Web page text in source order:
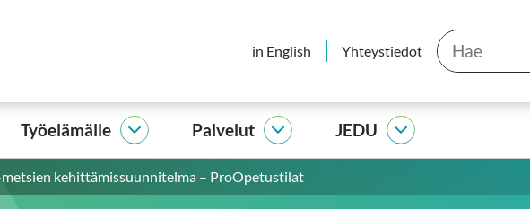
in English Yhteystiedot Hae
Työelämälle
Työelämälle
alasivut
Palvelut
Palvelut
alasivut
JEDU
JEDU
alasivut
kehittämissuunnitelma – ProOpetustilat